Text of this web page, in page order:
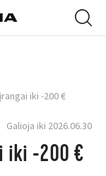
iki -200 €
Galioja iki 2026.06.30
iki -200 €